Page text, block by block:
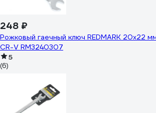
248 ₽
Рожковый гаечный ключ REDMARK 20x22
CR-V RM3240307
5
(6)